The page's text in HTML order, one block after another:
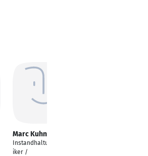
Marc Kuhn
Instandhaltungstechn
iker /